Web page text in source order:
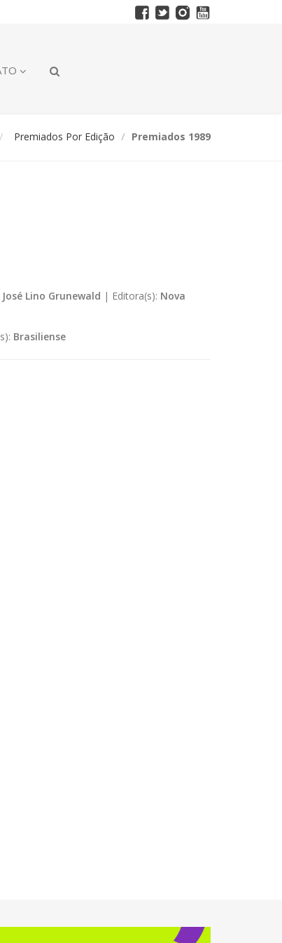
Premiados Por Edição Premiados 1989
José Lino Grunewald | Editora(s): Nova
Brasiliense